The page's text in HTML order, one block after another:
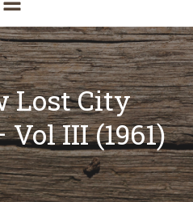
Lost City
III (1961)